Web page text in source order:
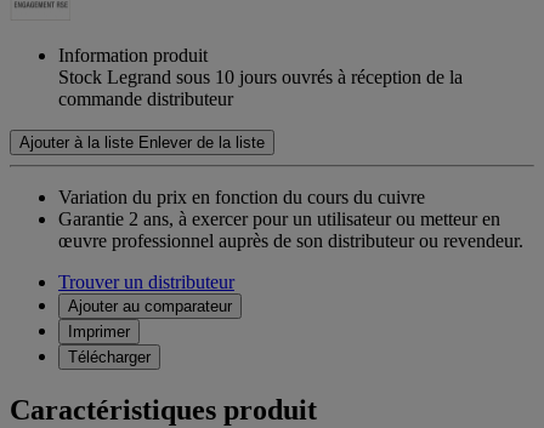
Information produit
Stock Legrand sous 10 jours ouvrés à réception de la
commande distributeur
Ajouter à la liste Enlever de la liste
Variation du prix en fonction du cours du cuivre
Garantie 2 ans, à exercer pour un utilisateur ou metteur en
œuvre professionnel auprès de son distributeur ou revendeur.
Trouver un distributeur
Ajouter au comparateur
Imprimer
Télécharger
Caractéristiques produit